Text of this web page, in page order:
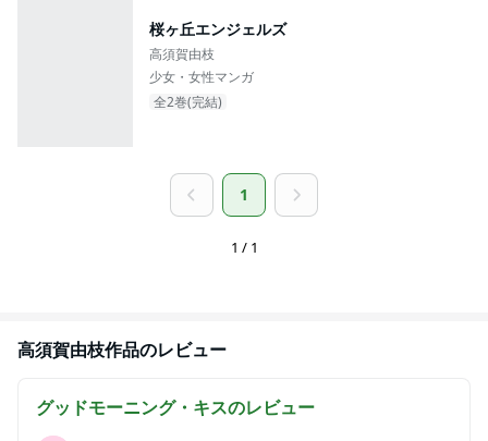
桜ヶ丘エンジェルズ
高須賀由枝
少女・女性マンガ
全2巻(完結)
1
1 / 1
高須賀由枝作品のレビュー
グッドモーニング・キスのレビュー